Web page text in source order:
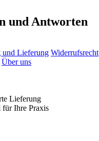
und Antworten
und Lieferung Widerrufsrecht
Über uns
Lieferung
für Ihre Praxis